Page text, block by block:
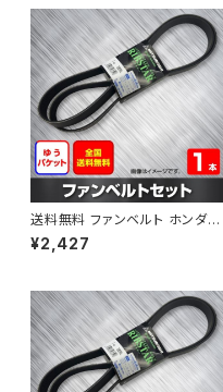
送料無料 ファンベルト ホンダ
ゼスト 型式JE1 H18.03～H24.
11 （国内トップメーカー） 1本 H
¥2,427